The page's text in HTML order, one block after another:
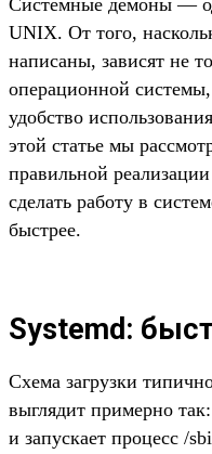
UNIX. От того,
написаны, зависят не
операционной
удобство
этой статье мы
правильной
сделать работу в
быстрее.
Systemd:
Схема загрузки
выглядит примерно
и запускает процесс /